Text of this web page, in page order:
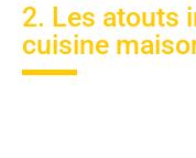
2. Les atouts
cuisine